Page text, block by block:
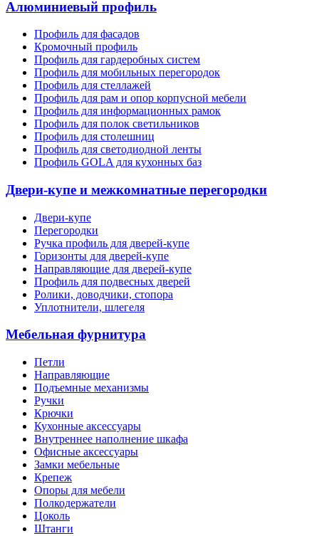
Алюминиевый профиль
Профиль для фасадов
Кромочный профиль
Профиль для гардеробных систем
Профиль для мобильных перегородок
Профиль для стеллажей
Профиль для рам и опор корпусной мебели
Профиль для информационных рамок
Профиль для полок светильников
Профиль для столешниц
Профиль для светодиодной ленты
Профиль GOLA для кухонных баз
Двери-купе и межкомнатные перегородки
Двери-купе
Перегородки
Ручка профиль для дверей-купе
Горизонты для дверей-купе
Направляющие для дверей-купе
Профиль для подвесных дверей
Ролики, доводчики, стопора
Уплотнители, шлегеля
Мебельная фурнитура
Петли
Направляющие
Подъемные механизмы
Ручки
Крючки
Кухонные аксессуары
Внутреннее наполнение шкафа
Офисные аксессуары
Замки мебельные
Крепеж
Опоры для мебели
Полкодержатели
Цоколь
Штанги